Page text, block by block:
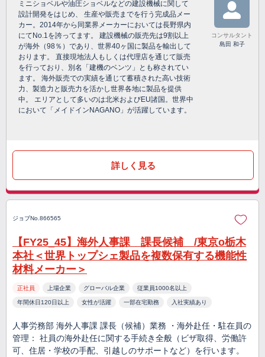
ミニショベルや油圧ショベルなどの建設機械に関して
設計開発をはじめ、 生産や販売までを行う完成品メー
カー。2014年から同業界メーカーにおいては長野県内
にてNo.1を誇ってます。 建設機械の販売先は9割以上
が海外（98％）であり、世界40ヶ国に製品を輸出して
おります。 直接現地法人もしくは代理店を通じて販売
を行っており、別名「建機のベンツ」とも称されてい
ます。 海外販売での実績を通じて蓄積された高い技術
力、製造力と販売力を活かし世界各地に製品を提供
中。 エリアとして多いのは北米およびEU諸国。世界中
において「メイドインNAGANO」が活躍しています。
コンサルタント
島田 和子
詳しく見る
ジョブNo.866565
【FY25_45】海外人事課 課長候補 /東京o栃木
本社＜世界トップシェ製品を複数保有する機能性
材料メーカー＞
正社員 上場企業 グローバル企業 従業員1000名以上
年間休日120日以上 女性が活躍 一部在宅勤務 入社実績あり
人事労務部 海外人事課 課長（候補）業務 ・海外赴任・駐在員の
管理： 社員の海外赴任に関する手続き全般（ビザ取得、労働許
可、住居・学校の手配、引越しのサポートなど）を行います。